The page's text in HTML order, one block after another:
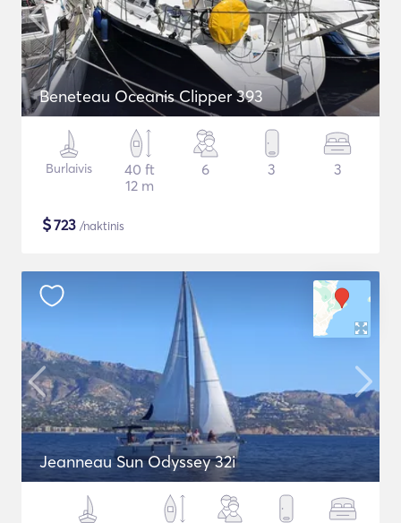
Beneteau Oceanis Clipper 393
Burlaivis
40 ft
12 m
6 3 3
$723 /naktinis
Jeanneau Sun Odyssey 32i